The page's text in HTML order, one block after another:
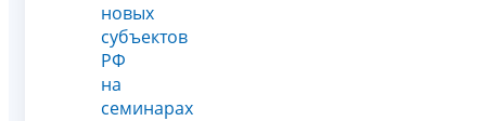
новых
субъектов
РФ
на
семинарах